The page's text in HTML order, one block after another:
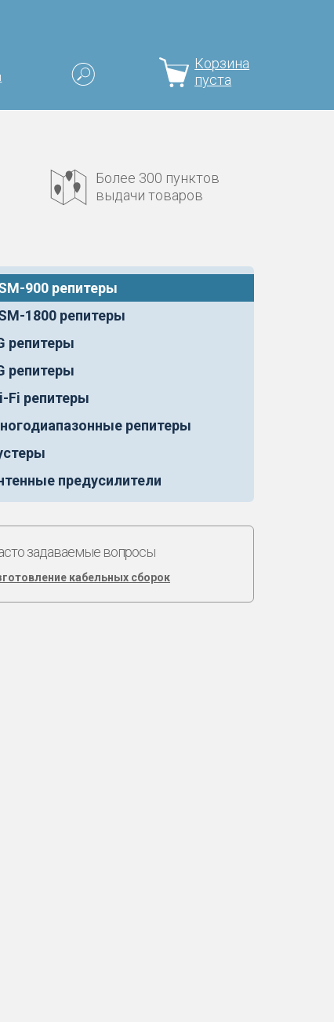
Корзина
пуста
Более 300 пунктов
выдачи товаров
900 репитеры
1800 репитеры
репитеры
репитеры
Fi репитеры
репитеры
предусилители
задаваемые вопросы
кабельных сборок